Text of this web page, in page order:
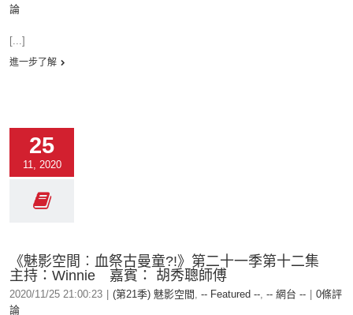
論
[...]
進一步了解
25
11, 2020
《魅影空間︰血祭古曼童?!》第二十一季第十二集
主持：Winnie 嘉賓： 胡秀聰師傅
2020/11/25 21:00:23 (第21季) 魅影空間 , -- Featured --, -- 網台 --
0條評
論